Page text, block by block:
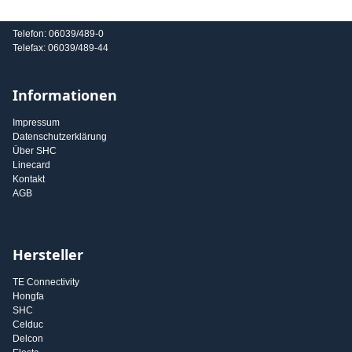
Telefon: 06039/489-0
Telefax: 06039/489-44
Informationen
Impressum
Datenschutzerklärung
Über SHC
Linecard
Kontakt
AGB
Hersteller
TE Connectivity
Hongfa
SHC
Celduc
Delcon